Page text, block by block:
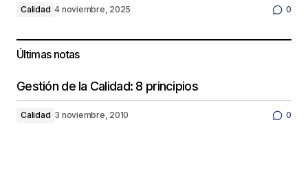
Calidad 4 noviembre, 2025 0
Últimas notas
Gestión de la Calidad: 8 principios
Calidad 3 noviembre, 2010 0